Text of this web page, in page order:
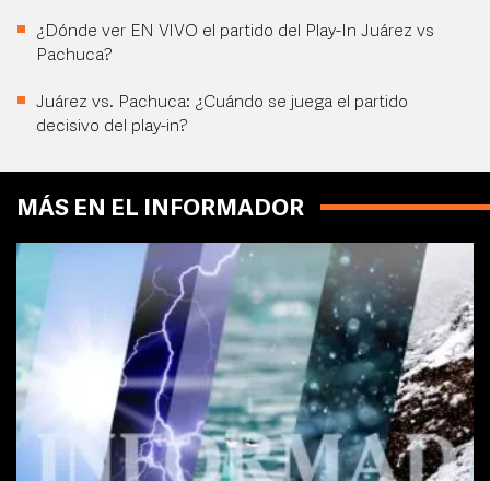
¿Dónde ver EN VIVO el partido del Play-In Juárez vs
Pachuca?
Juárez vs. Pachuca: ¿Cuándo se juega el partido
decisivo del play-in?
MÁS EN EL INFORMADOR